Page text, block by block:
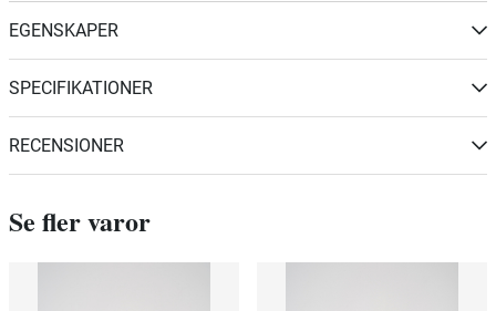
EGENSKAPER
SPECIFIKATIONER
RECENSIONER
Se fler varor